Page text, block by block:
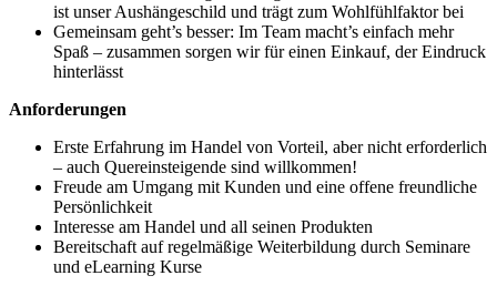
ist unser Aushängeschild und trägt zum Wohlfühlfaktor bei
Gemeinsam geht’s besser: Im Team macht’s einfach mehr
Spaß – zusammen sorgen wir für einen Einkauf, der Eindruck
hinterlässt
Anforderungen
Erste Erfahrung im Handel von Vorteil, aber nicht erforderlich
– auch Quereinsteigende sind willkommen!
Freude am Umgang mit Kunden und eine offene freundliche
Persönlichkeit
Interesse am Handel und all seinen Produkten
Bereitschaft auf regelmäßige Weiterbildung durch Seminare
und eLearning Kurse